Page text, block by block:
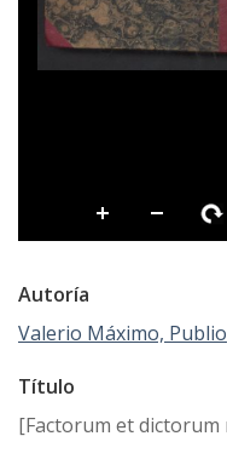
Autoría
Valerio Máximo, Publio
Título
[Factorum et